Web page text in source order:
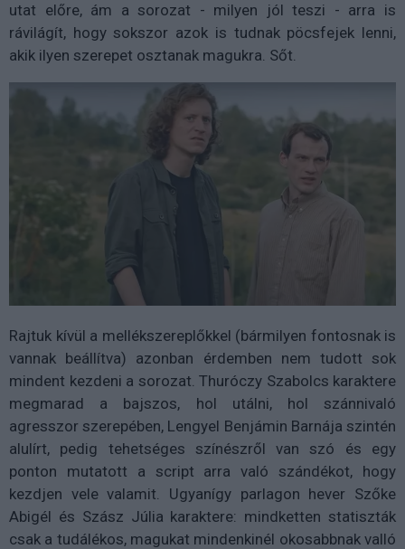
utat előre, ám a sorozat - milyen jól teszi - arra is
rávilágít, hogy sokszor azok is tudnak pöcsfejek lenni,
akik ilyen szerepet osztanak magukra. Sőt.
Rajtuk kívül a mellékszereplőkkel (bármilyen fontosnak is
vannak beállítva) azonban érdemben nem tudott sok
mindent kezdeni a sorozat. Thuróczy Szabolcs karaktere
megmarad a bajszos, hol utálni, hol szánnivaló
agresszor szerepében, Lengyel Benjámin Barnája szintén
alulírt, pedig tehetséges színészről van szó és egy
ponton mutatott a script arra való szándékot, hogy
kezdjen vele valamit. Ugyanígy parlagon hever Szőke
Abigél és Szász Júlia karaktere: mindketten statiszták
csak a tudálékos, magukat mindenkinél okosabbnak valló